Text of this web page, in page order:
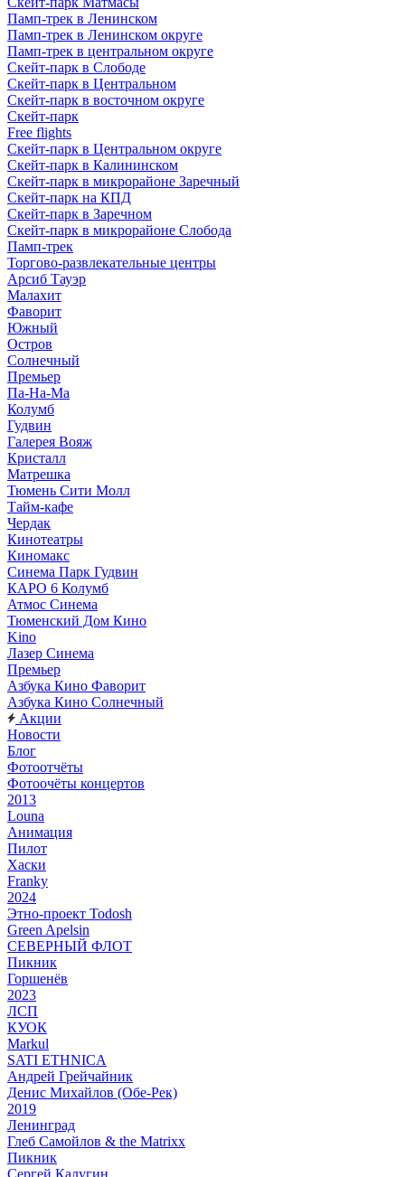
Памп-трек в Ленинском
Памп-трек в Ленинском округе
Памп-трек в центральном округе
Скейт-парк в Слободе
Скейт-парк в Центральном
Скейт-парк в восточном округе
Скейт-парк
Free flights
Скейт-парк в Центральном округе
Скейт-парк в Калининском
Скейт-парк в микрорайоне Заречный
Скейт-парк на КПД
Скейт-парк в Заречном
Скейт-парк в микрорайоне Слобода
Памп-трек
Торгово-развлекательные центры
Арсиб Тауэр
Малахит
Фаворит
Южный
Остров
Солнечный
Премьер
Па-На-Ма
Колумб
Гудвин
Галерея Вояж
Кристалл
Матрешка
Тюмень Сити Молл
Тайм-кафе
Чердак
Кинотеатры
Киномакс
Синема Парк Гудвин
КАРО 6 Колумб
Атмос Синема
Тюменский Дом Кино
Kino
Лазер Синема
Премьер
Азбука Кино Фаворит
Азбука Кино Солнечный
Акции
Новости
Блог
Фотоотчёты
Фотоочёты концертов
2013
Louna
Анимация
Пилот
Хаски
Franky
2024
Этно-проект Todosh
Green Apelsin
СЕВЕРНЫЙ ФЛОТ
Пикник
Горшенёв
2023
ЛСП
КУОК
Markul
SATI ETHNICA
Андрей Грейчайник
Денис Михайлов (Обе-Рек)
2019
Ленинград
Глеб Самойлов & the Matrixx
Пикник
Сергей Калугин